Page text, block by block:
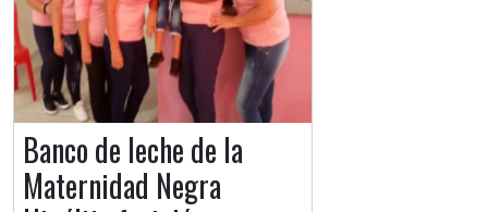
Banco de leche de la
Maternidad Negra